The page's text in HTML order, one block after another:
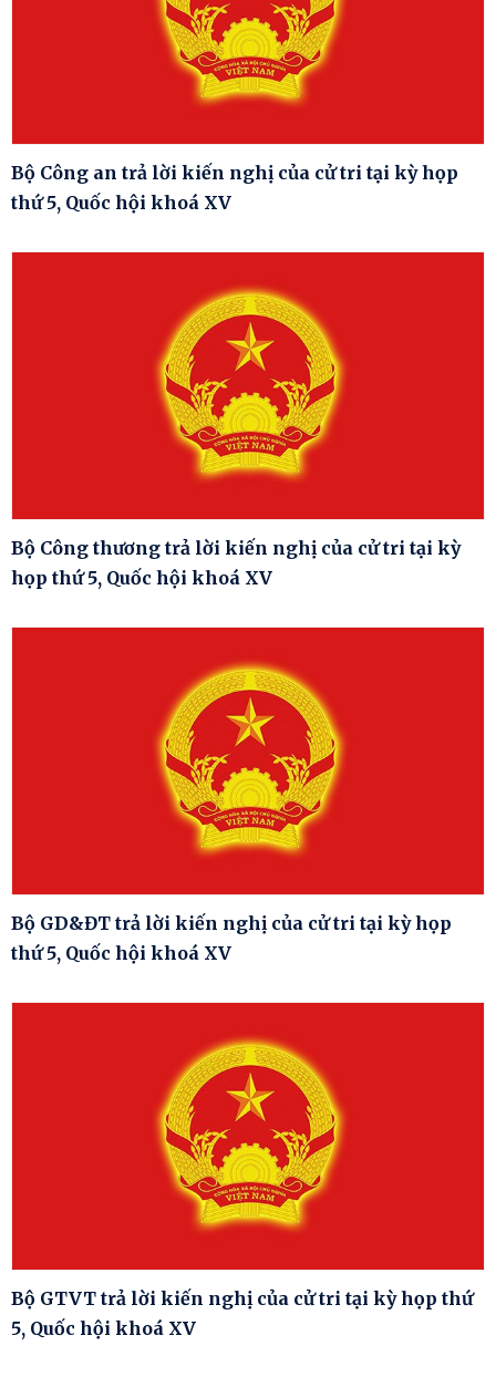
Bộ Công an trả lời kiến nghị của cử tri tại kỳ họp
thứ 5, Quốc hội khoá XV
Bộ Công thương trả lời kiến nghị của cử tri tại kỳ
họp thứ 5, Quốc hội khoá XV
Bộ GD&ĐT trả lời kiến nghị của cử tri tại kỳ họp
thứ 5, Quốc hội khoá XV
Bộ GTVT trả lời kiến nghị của cử tri tại kỳ họp thứ
5, Quốc hội khoá XV